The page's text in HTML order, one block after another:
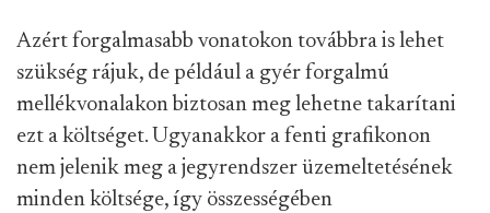
Azért forgalmasabb vonatokon továbbra is lehet
szükség rájuk, de például a gyér forgalmú
mellékvonalakon biztosan meg lehetne takarítani
ezt a költséget. Ugyanakkor a fenti grafikonon
nem jelenik meg a jegyrendszer üzemeltetésének
minden költsége, így összességében